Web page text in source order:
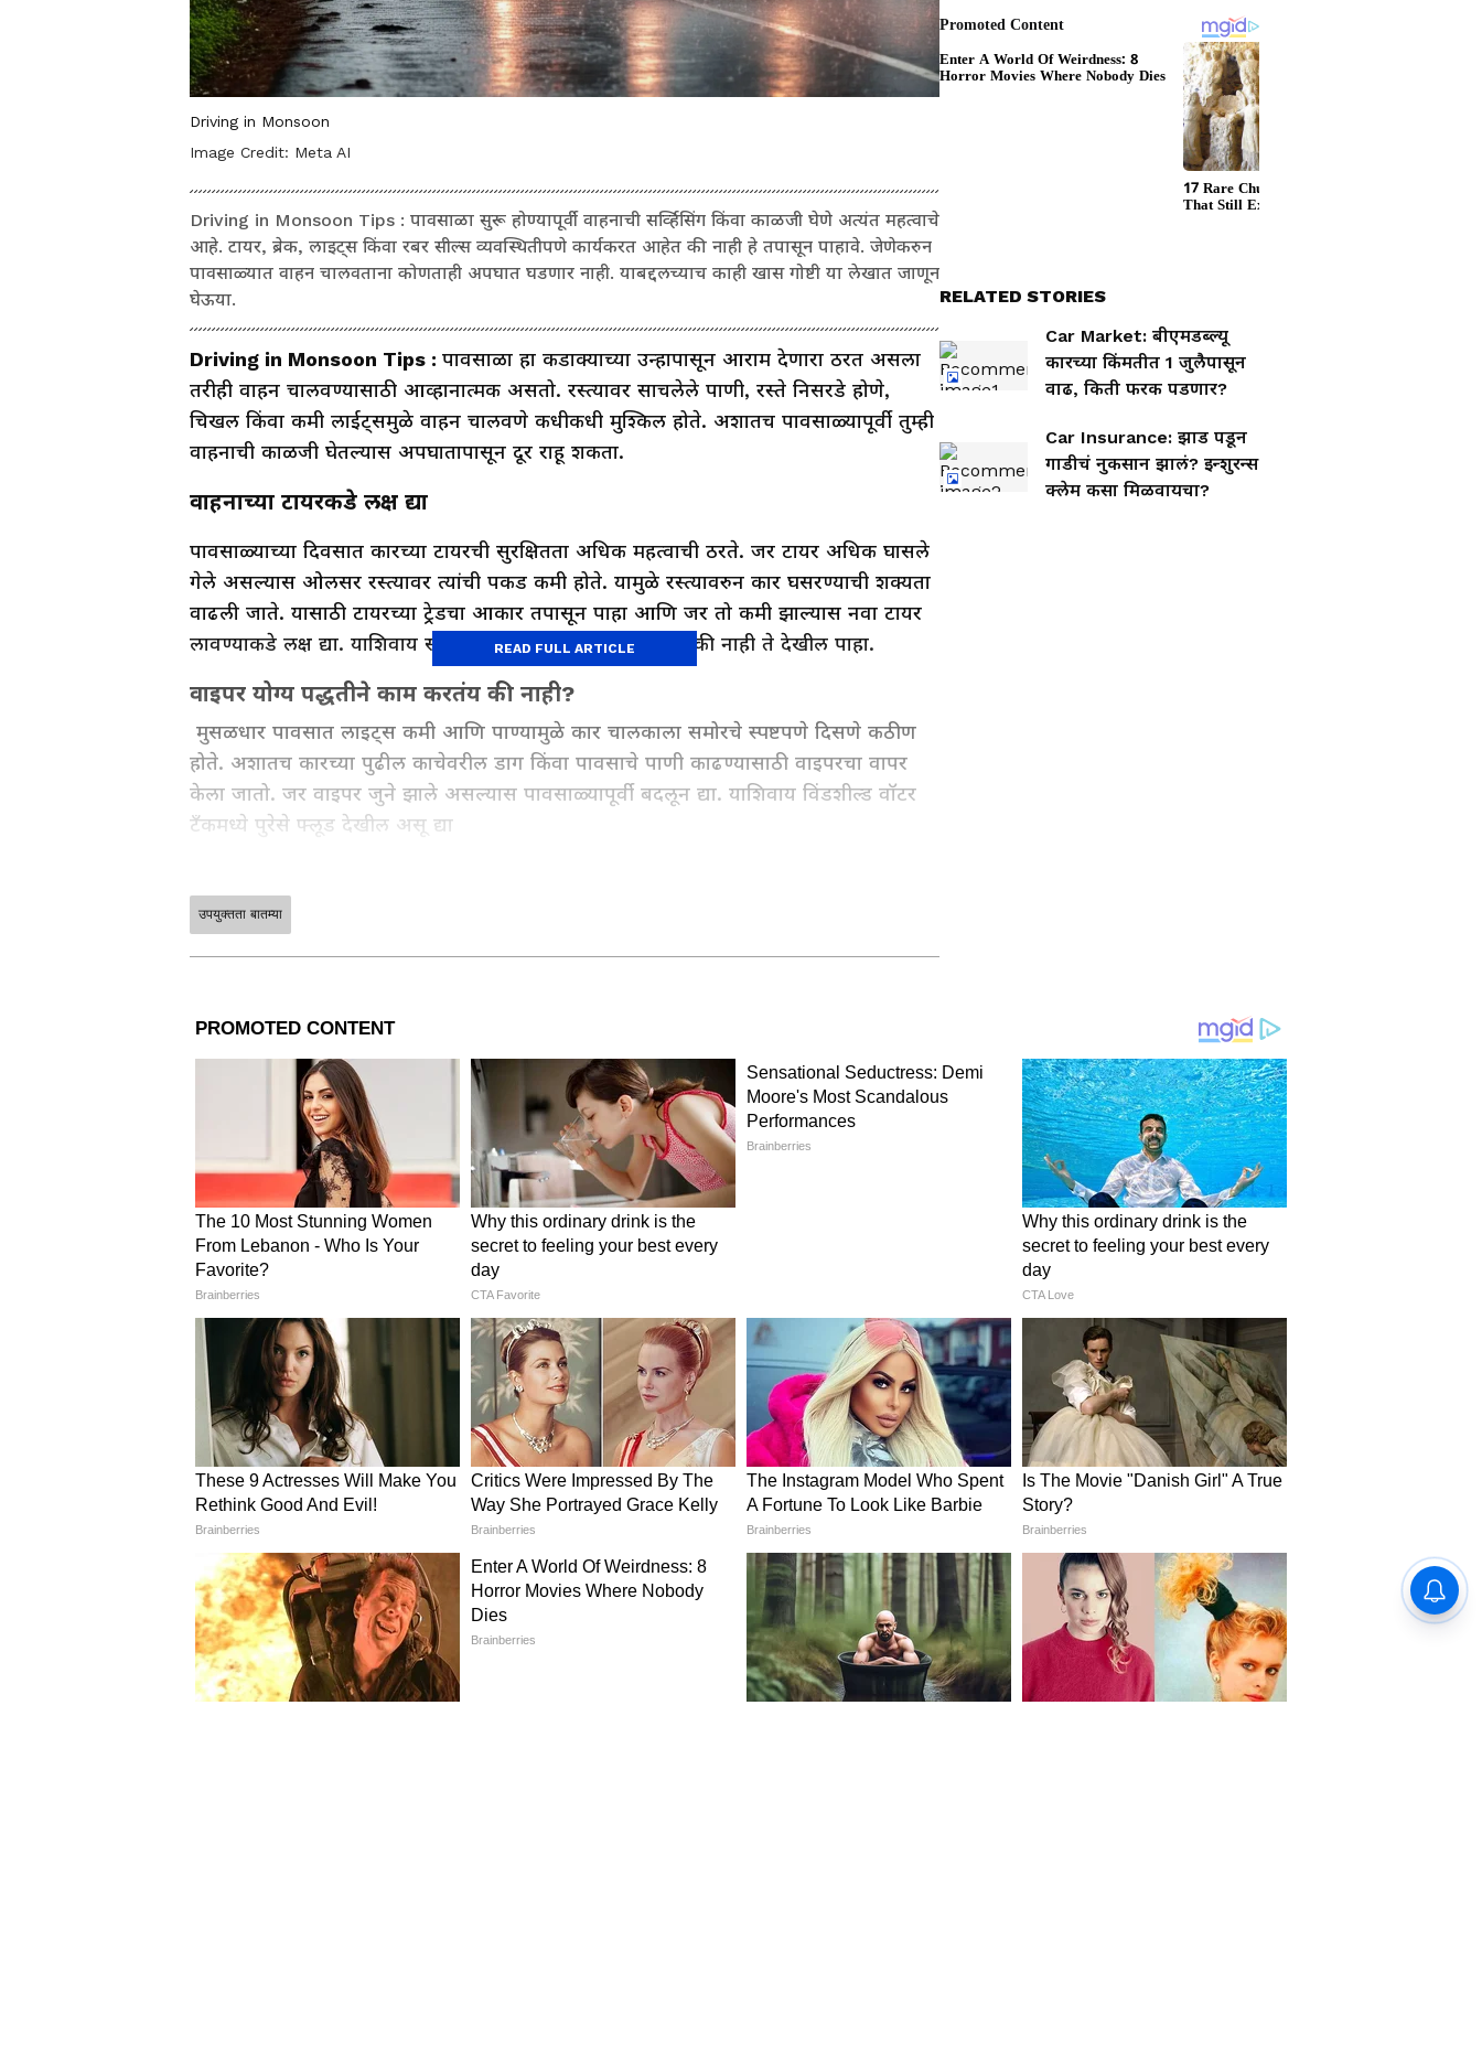
Driving in Monsoon
Image Credit: Meta AI
Driving in Monsoon Tips : पावसाळा सुरू होण्यापूर्वी वाहनाची सर्व्हिसिंग किंवा काळजी घेणे अत्यंत महत्वाचे
आहे. टायर, ब्रेक, लाइट्स किंवा रबर सील्स व्यवस्थितीपणे कार्यकरत आहेत की नाही हे तपासून पाहावे. जेणेकरुन
पावसाळ्यात वाहन चालवताना कोणताही अपघात घडणार नाही. याबद्दलच्याच काही खास गोष्टी या लेखात जाणून
घेऊया.
Driving in Monsoon Tips : पावसाळा हा कडाक्याच्या उन्हापासून आराम देणारा ठरत असला
तरीही वाहन चालवण्यासाठी आव्हानात्मक असतो. रस्त्यावर साचलेले पाणी, रस्ते निसरडे होणे,
चिखल किंवा कमी लाईट्समुळे वाहन चालवणे कधीकधी मुश्किल होते. अशातच पावसाळ्यापूर्वी तुम्ही
वाहनाची काळजी घेतल्यास अपघातापासून दूर राहू शकता.
वाहनाच्या टायरकडे लक्ष द्या
पावसाळ्याच्या दिवसात कारच्या टायरची सुरक्षितता अधिक महत्वाची ठरते. जर टायर अधिक घासले
गेले असल्यास ओलसर रस्त्यावर त्यांची पकड कमी होते. यामुळे रस्त्यावरुन कार घसरण्याची शक्यता
वाढली जाते. यासाठी टायरच्या ट्रेडचा आकार तपासून पाहा आणि जर तो कमी झाल्यास नवा टायर
लावण्याकडे लक्ष द्या. याशिवाय सर्व टायरमध्ये एकसमान प्रेशर आहे की नाही ते देखील पाहा.
वाइपर योग्य पद्धतीने काम करतंय की नाही?
मुसळधार पावसात लाइट्स कमी आणि पाण्यामुळे कार चालकाला समोरचे स्पष्टपणे दिसणे कठीण
होते. अशातच कारच्या पुढील काचेवरील डाग किंवा पावसाचे पाणी काढण्यासाठी वाइपरचा वापर
केला जातो. जर वाइपर जुने झाले असल्यास पावसाळ्यापूर्वी बदलून द्या. याशिवाय विंडशील्ड वॉटर
टँकमध्ये पुरेसे फ्लूड देखील असू द्या
Related Articles
Car Market: बीएमडब्ल्यू कारच्या
किंमतीत 1 जुलैपासून वाढ, किती फरक
Car Insurance: झाड पडून गाडीचं
नुकसान झालं? इन्शुरन्स क्लेम कसा
ब्रेक तपासून पाहा
पावसाळ्यात वाहनाचे ब्रेक व्यवस्थितीत कामं करतायत की नाही हे तपासून पाहणे फार महत्वाचे
असते. ब्रेक दाबल्यानंतर आवाज येत असेल किंवा कार ब्रेक लावूनही थांबत नसेल तर लगेच ब्रेक
बदलून घ्या. सर्विस सेंटरमध्ये जाऊन ब्रेक संबंधित काम करा. ब्रेक पॅड, डिस्क आणि ब्रेक फ्लूडची
स्थिती देखील तपासून पाहा, जेणेकरुन पावसाळ्यात कोणतीही समस्या येणार नाही.
बॅटरी हेल्थ तपासून पाहा
शकतो. जो तुम्हाला स्वच्छ करावा लागेल. जर बॅटरी जुनी झाली असल्यास त्याची चालू राहण्याची
क्षमता किती आहे हे पाहा.
ड्रेनेज सिस्टिम आणि रबर सील्सकडे द्या लक्ष
कारमधील सनरुफ, दरवाज़े आणि अन्य ठिकाणी असणाऱ्या ड्रेनेज होल्सवर कधीकधी धूळ
READ FULL ARTICLE
ABOUT THE AUTHOR
Chanda Mandavkar
रस असून गेल्या 1 वर्षांहून अधिक काळ एशियानेट न्यूजमध्ये या विभागांसाठी काम करत आहेत. आपल्या वाचकांना
उपयुक्तता बातम्या
RELATED STORIES
Car Market: बीएमडब्ल्यू
कारच्या किंमतीत 1 जुलैपासून
वाढ, किती फरक पडणार?
Car Insurance: झाड पडून
गाडीचं नुकसान झालं? इन्शुरन्स
क्लेम कसा मिळवायचा?